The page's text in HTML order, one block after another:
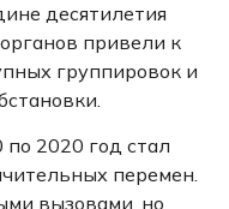
десятилетия
привели к
группировок и
2020 год стал
перемен.
вызовами, но